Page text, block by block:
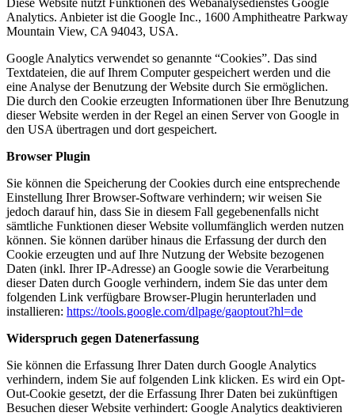
Analytics. Anbieter ist die Google Inc., 1600 Amphitheatre Parkway
Mountain View, CA 94043, USA.
Google Analytics verwendet so genannte “Cookies”. Das sind
Textdateien, die auf Ihrem Computer gespeichert werden und die
eine Analyse der Benutzung der Website durch Sie ermöglichen.
Die durch den Cookie erzeugten Informationen über Ihre Benutzung
dieser Website werden in der Regel an einen Server von Google in
den USA übertragen und dort gespeichert.
Browser Plugin
Sie können die Speicherung der Cookies durch eine entsprechende
Einstellung Ihrer Browser-Software verhindern; wir weisen Sie
jedoch darauf hin, dass Sie in diesem Fall gegebenenfalls nicht
sämtliche Funktionen dieser Website vollumfänglich werden nutzen
können. Sie können darüber hinaus die Erfassung der durch den
Cookie erzeugten und auf Ihre Nutzung der Website bezogenen
Daten (inkl. Ihrer IP-Adresse) an Google sowie die Verarbeitung
dieser Daten durch Google verhindern, indem Sie das unter dem
folgenden Link verfügbare Browser-Plugin herunterladen und
installieren: https://tools.google.com/dlpage/gaoptout?hl=de
Widerspruch gegen Datenerfassung
Sie können die Erfassung Ihrer Daten durch Google Analytics
verhindern, indem Sie auf folgenden Link klicken. Es wird ein Opt-
Out-Cookie gesetzt, der die Erfassung Ihrer Daten bei zukünftigen
Besuchen dieser Website verhindert: Google Analytics deaktivieren